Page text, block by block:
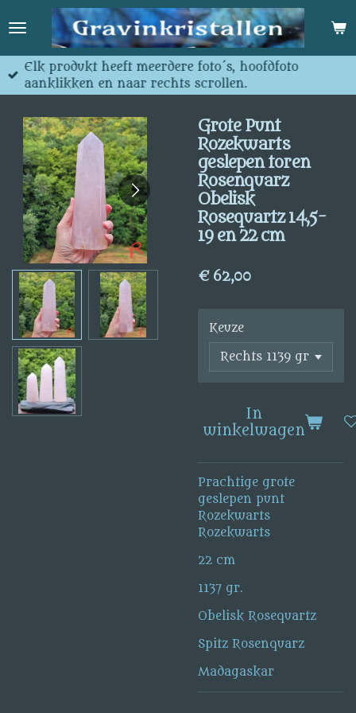
direct
hoofdinhoud
Elk produkt heeft meerdere foto´s, hoofdfoto
aanklikken en naar rechts scrollen.
Grote Punt
Rozekwarts
geslepen toren
Rosenquarz
Obelisk
Rosequartz 14,5-
19 en 22 cm
€ 62,00
Keuze
In
winkelwagen
Prachtige grote
geslepen punt
Rozekwarts
Rozekwarts
22 cm
1137 gr.
Obelisk Rosequartz
Spitz Rosenquarz
Madagaskar